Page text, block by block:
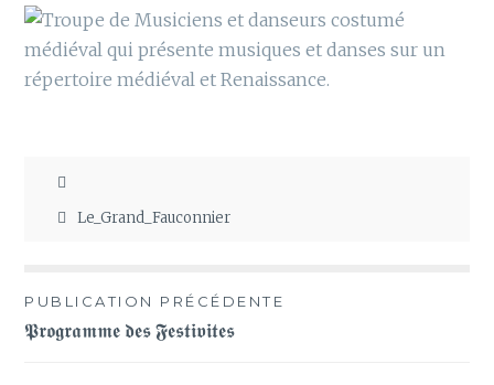
Le_Grand_Fauconnier
Navigation
de
PUBLICATION PRÉCÉDENTE
𝕻𝖗𝖔𝖌𝖗𝖆𝖒𝖒𝖊 𝖉𝖊𝖘 𝕱𝖊𝖘𝖙𝖎𝖛𝖎𝖙𝖊𝖘